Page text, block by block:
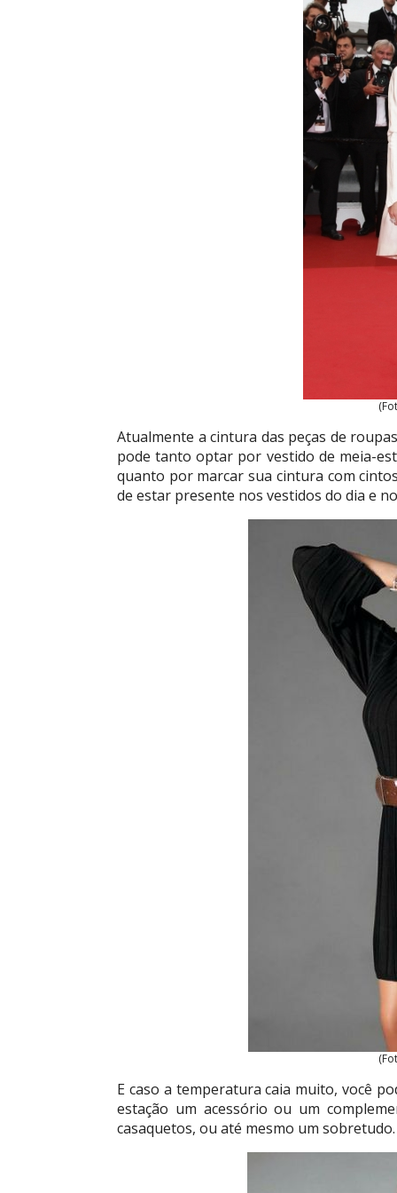
Atualmente a cintura das peças de
pode tanto optar por vestido de meia-
quanto por marcar sua cintura com
de estar presente nos vestidos do dia e
E caso a temperatura caia muito, você
estação um acessório ou um
casaquetos, ou até mesmo um sobretudo.